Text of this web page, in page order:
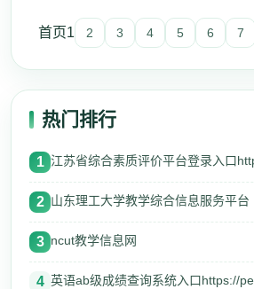
首页1 2 3 4 5 6 7
热门排行
1 江苏省综合素质评价平台登录入口
2 山东理工大学教学综合信息服务平台
3 ncut教学信息网
4 英语ab级成绩查询系统入口https://